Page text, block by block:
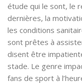
étude qui le sont, le
dernières, la
les conditions
sont prêtes à
disent être
stade. Le genre
fans de sport à